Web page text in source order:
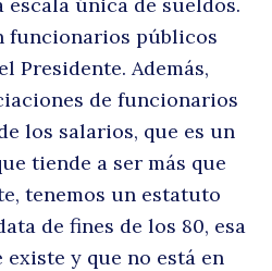
funcionarios públicos
Presidente. Además,
de funcionarios
los salarios, que es un
tiende a ser más que
tenemos un estatuto
de fines de los 80, esa
y que no está en